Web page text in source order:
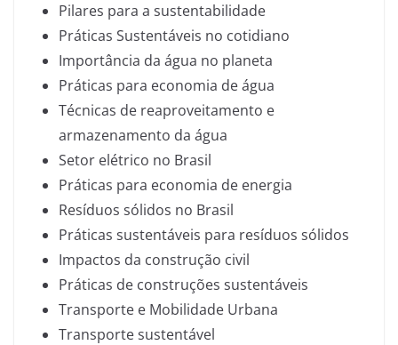
Pilares para a sustentabilidade
Práticas Sustentáveis no cotidiano
Importância da água no planeta
Práticas para economia de água
Técnicas de reaproveitamento e
armazenamento da água
Setor elétrico no Brasil
Práticas para economia de energia
Resíduos sólidos no Brasil
Práticas sustentáveis para resíduos sólidos
Impactos da construção civil
Práticas de construções sustentáveis
Transporte e Mobilidade Urbana
Transporte sustentável